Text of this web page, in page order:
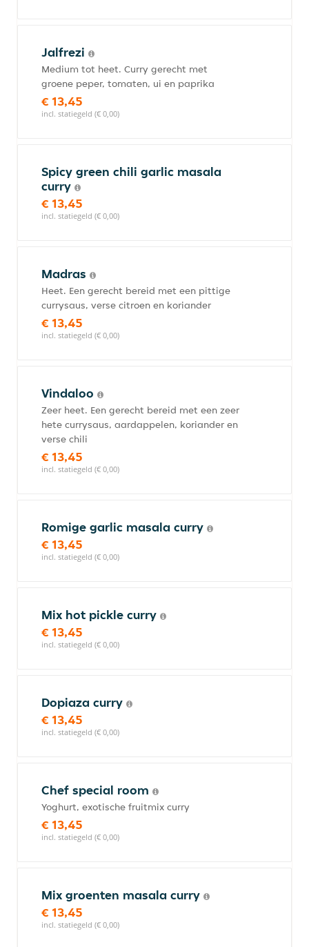
Jalfrezi
Medium tot heet. Curry gerecht met
groene peper, tomaten, ui en paprika
€ 13,45
incl. statiegeld (€ 0,00)
Spicy green chili garlic masala
curry
€ 13,45
incl. statiegeld (€ 0,00)
Madras
Heet. Een gerecht bereid met een pittige
currysaus, verse citroen en koriander
€ 13,45
incl. statiegeld (€ 0,00)
Vindaloo
Zeer heet. Een gerecht bereid met een zeer
hete currysaus, aardappelen, koriander en
verse chili
€ 13,45
incl. statiegeld (€ 0,00)
Romige garlic masala curry
€ 13,45
incl. statiegeld (€ 0,00)
Mix hot pickle curry
€ 13,45
incl. statiegeld (€ 0,00)
Dopiaza curry
€ 13,45
incl. statiegeld (€ 0,00)
Chef special room
Yoghurt, exotische fruitmix curry
€ 13,45
incl. statiegeld (€ 0,00)
Mix groenten masala curry
€ 13,45
incl. statiegeld (€ 0,00)